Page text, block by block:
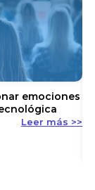
emociones
Leer más >>